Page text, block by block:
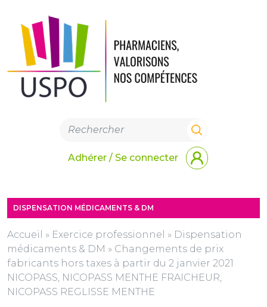
Adhérer / Se connecter
DISPENSATION MÉDICAMENTS & DM
Accueil » Exercice professionnel » Dispensation
médicaments & DM » Changements de prix
fabricants hors taxes à partir du 2 janvier 2021
NICOPASS, NICOPASS MENTHE FRAICHEUR,
NICOPASS REGLISSE MENTHE